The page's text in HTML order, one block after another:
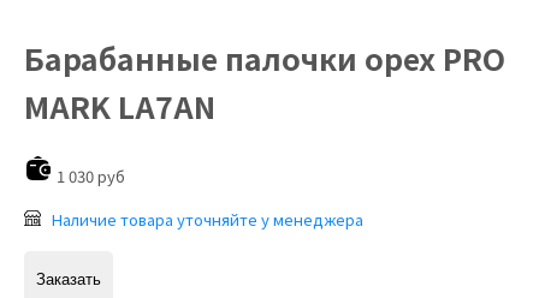
Барабанные палочки орех PRO
MARK LA7AN
1 030 руб
Наличие товара уточняйте у менеджера
Заказать